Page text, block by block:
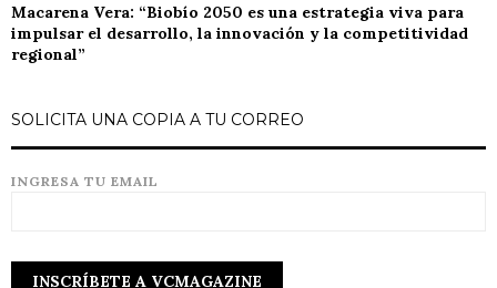
Macarena Vera: “Biobío 2050 es una estrategia viva para
impulsar el desarrollo, la innovación y la competitividad
regional”
SOLICITA UNA COPIA A TU CORREO
INGRESA TU EMAIL